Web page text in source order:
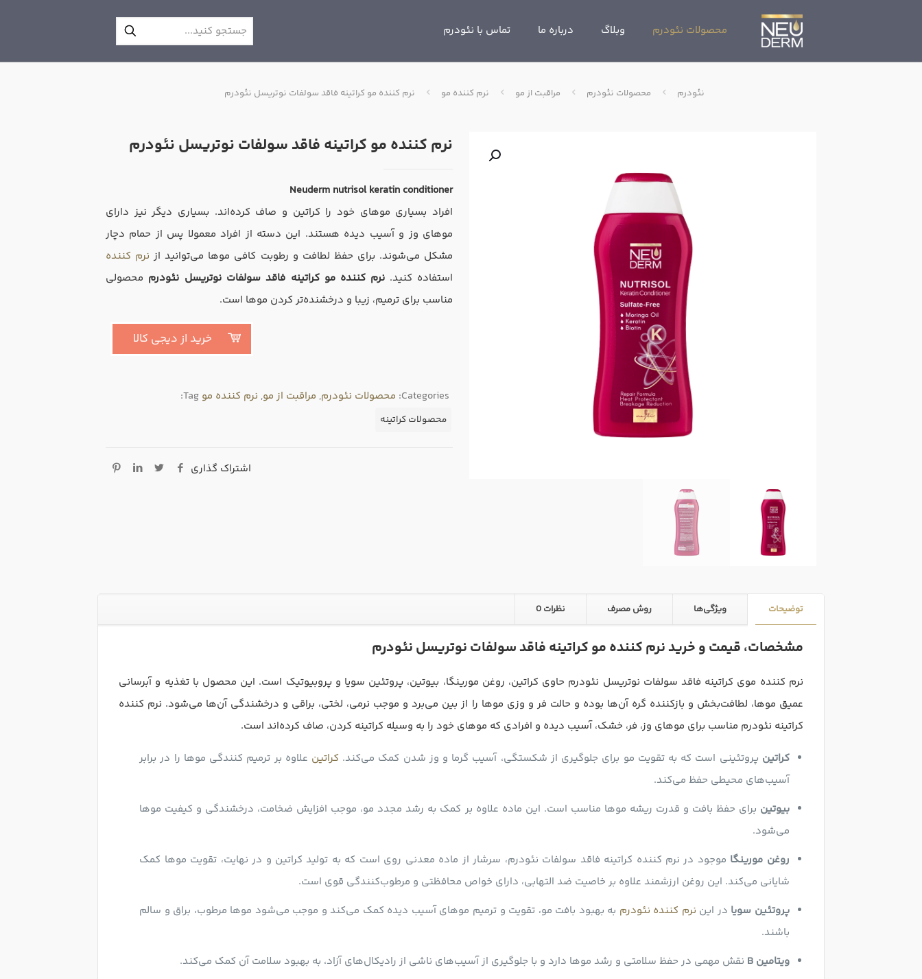
محصولات نئودرم وبلاگ درباره ما تماس با نئودرم
نئودرم محصولات نئودرم مراقبت از مو نرم کننده مو نرم کننده مو کراتینه فاقد سولفات نوتریسل نئودرم
نرم کننده مو کراتینه فاقد سولفات نوتریسل نئودرم
Neuderm nutrisol keratin conditioner
افراد بسیاری موهای خود را کراتین و صاف کرده‌اند. بسیاری دیگر نیز دارای
موهای وز و آسیب دیده هستند. این دسته از افراد معمولا پس از حمام دچار
مشکل می‌شوند. برای حفظ لطافت و رطوبت کافی موها می‌توانید از نرم کننده
استفاده کنید. نرم کننده مو کراتینه فاقد سولفات نوتریسل نئودرم محصولی
مناسب برای ترمیم، زیبا و درخشنده‌تر کردن موها است.
خرید از دیجی کالا
Categories: محصولات نئودرم, مراقبت از مو, نرم کننده مو Tag:
محصولات کراتینه
اشتراک گذاری
توضیحات ویژگی‌ها روش مصرف نظرات 0
مشخصات، قیمت و خرید نرم کننده مو کراتینه فاقد سولفات نوتریسل نئودرم
نرم کننده موی کراتینه فاقد سولفات نوتریسل نئودرم حاوی کراتین، روغن مورینگا، بیوتین، پروتئین سویا و پروبیوتیک است. این محصول با تغذیه و آبرسانی
عمیق موها، لطافت‌بخش و بازکننده گره آن‌ها بوده و حالت فر و وزی موها را از بین می‌برد و موجب نرمی، لختی، براقی و درخشندگی آن‌ها می‌شود. نرم کننده
کراتینه نئودرم مناسب برای موهای وز، فر، خشک، آسیب دیده و افرادی که موهای خود را به وسیله کراتینه کردن، صاف کرده‌اند است.
کراتین پروتئینی است که به تقویت مو برای جلوگیری از شکستگی، آسیب گرما و وز شدن کمک می‌کند. کراتین علاوه بر ترمیم کنندگی موها را در برابر
آسیب‌های محیطی حفظ می‌کند.
بیوتین برای حفظ بافت و قدرت ریشه موها مناسب است. این ماده علاوه بر کمک به رشد مجدد مو، موجب افزایش ضخامت، درخشندگی و کیفیت موها
می‌شود.
روغن مورینگا موجود در نرم کننده کراتینه فاقد سولفات نئودرم، سرشار از ماده معدنی روی است که به تولید کراتین و در نهایت، تقویت موها کمک
شایانی می‌کند. این روغن ارزشمند علاوه بر خاصیت ضد التهابی، دارای خواص محافظتی و مرطوب‌کنندگی قوی است.
پروتئین سویا در این نرم کننده نئودرم به بهبود بافت مو، تقویت و ترمیم موهای آسیب دیده کمک می‌کند و موجب می‌شود موها مرطوب، براق و سالم
باشند.
ویتامین B
نقش مهمی در حفظ سلامتی و رشد موها دارد و با جلوگیری از آسیب‌های ناشی از رادیکال‌های آزاد، به بهبود سلامت آن کمک می‌کند.